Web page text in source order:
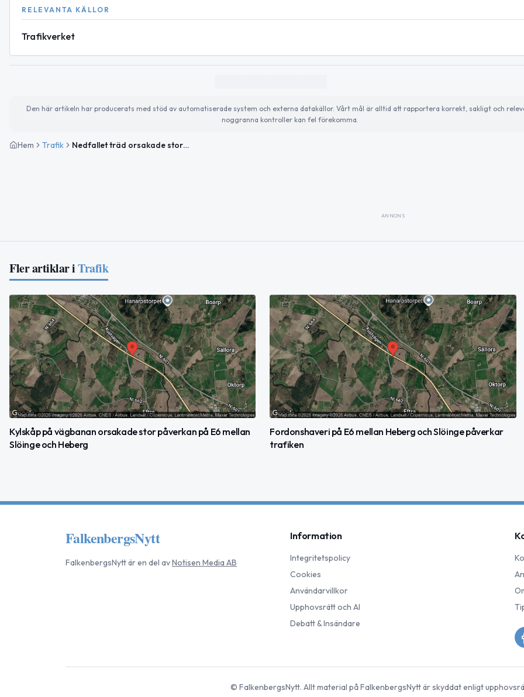
RELEVANTA KÄLLOR
Trafikverket
Den här artikeln har producerats med stöd av automatiserade system och externa datakällor. Vårt mål är alltid att rapportera korrekt, sakligt och
noggranna kontroller kan fel förekomma.
Hem Trafik Nedfallet träd orsakade stor påverkan på väg 825 mellan Fagered och Maa
ANNONS
Fler artiklar iTrafik
Kylskåp på vägbanan orsakade stor påverkan på E6 mellan
Slöinge och Heberg
Fordonshaveri på E6 mellan Heberg och Slöinge påverkar
trafiken
FalkenbergsNytt
FalkenbergsNyttär en del avNotisen Media AB
Information
Integritetspolicy
Cookies
Användarvillkor
Upphovsrätt och AI
Debatt & Insändare
© FalkenbergsNytt. Allt material påFalkenbergsNyttär skyddat enligt